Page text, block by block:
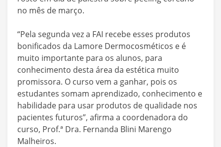
no mês de março.
“Pela segunda vez a FAI recebe esses produtos
bonificados da Lamore Dermocosméticos e é
muito importante para os alunos, para
conhecimento desta área da estética muito
promissora. O curso vem a ganhar, pois os
estudantes somam aprendizado, conhecimento e
habilidade para usar produtos de qualidade nos
pacientes futuros”, afirma a coordenadora do
curso, Prof.ª Dra. Fernanda Blini Marengo
Malheiros.